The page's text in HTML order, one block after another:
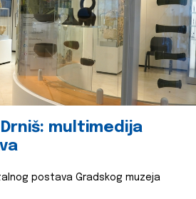
multimedija
postava Gradskog muzeja